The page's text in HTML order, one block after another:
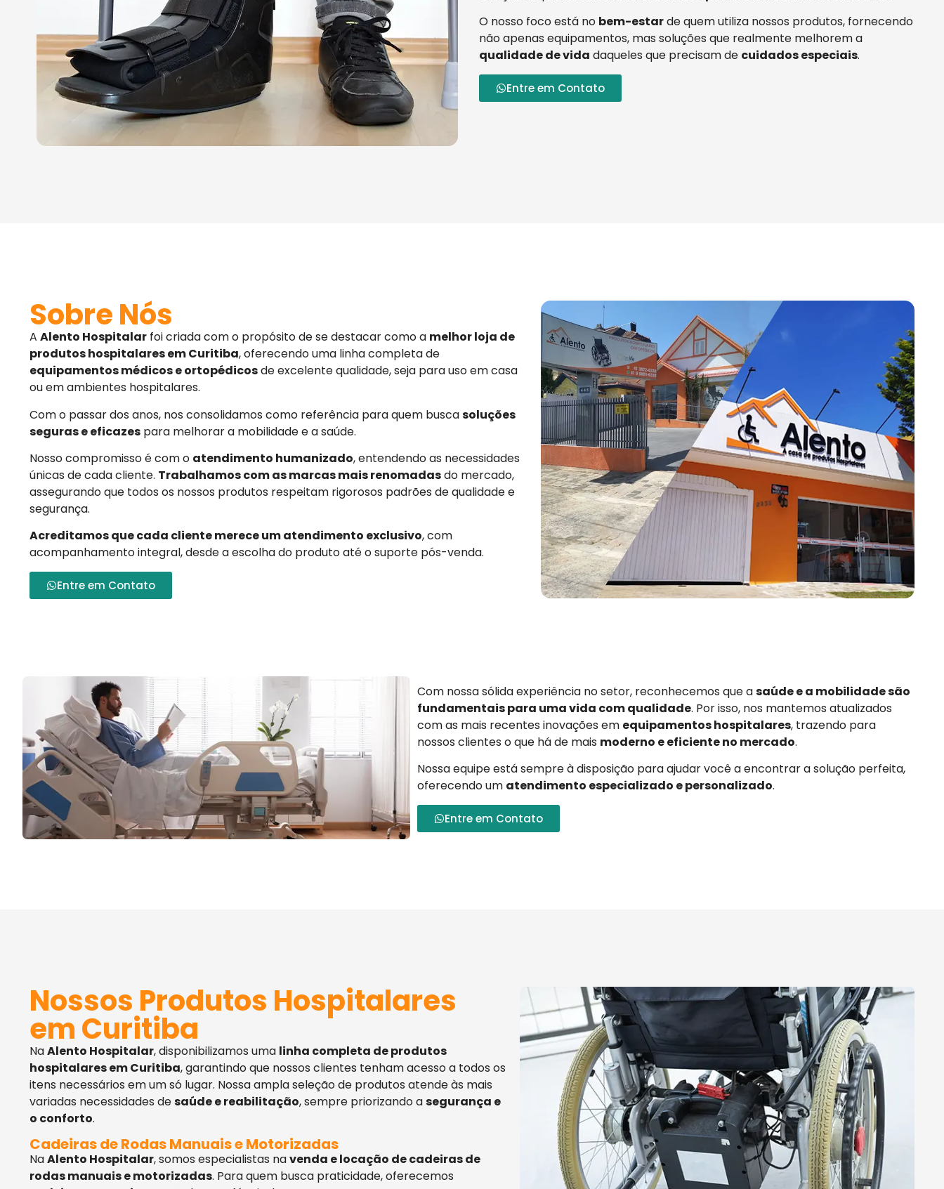
O nosso foco está no bem-estarde quem utiliza nossos produtos, fornecendo
não apenas equipamentos, mas soluções que realmente melhorem a
qualidade de vida daqueles que precisam de cuidados especiais.
Entre em Contato
Sobre Nós
A Alento Hospitalar foi criada com o propósito de se destacar como a melhor loja de
produtos hospitalares em Curitiba, oferecendo uma linha completa de
equipamentos médicos e ortopédicosde excelente qualidade, seja para uso em casa
ou em ambientes hospitalares.
Com o passar dos anos, nos consolidamos como referência para quem buscasoluções
seguras e eficazes para melhorar a mobilidade e a saúde.
Nosso compromisso é com o atendimento humanizado, entendendo as necessidades
únicas de cada cliente. Trabalhamos com as marcas mais renomadasdo mercado,
assegurando que todos os nossos produtos respeitam rigorosos padrões de qualidade e
segurança.
Acreditamos que cada cliente merece um atendimento exclusivo, com
acompanhamento integral, desde a escolha do produto até o suporte pós-venda.
Entre em Contato
Com nossa sólida experiência no setor, reconhecemos que asaúde e a mobilidade são
fundamentais para uma vida com qualidade. Por isso, nos mantemos atualizados
com as mais recentes inovações em equipamentos hospitalares, trazendo para
nossos clientes o que há de mais moderno e eficiente no mercado.
Nossa equipe está sempre à disposição para ajudar você a encontrar a solução perfeita,
oferecendo um atendimento especializado e personalizado.
Entre em Contato
Nossos Produtos Hospitalares
em Curitiba
NaAlento Hospitalar, disponibilizamos uma linha completa de produtos
hospitalares em Curitiba, garantindo que nossos clientes tenham acesso a todos os
itens necessários em um só lugar. Nossa ampla seleção de produtos atende às mais
variadas necessidades desaúde e reabilitação, sempre priorizando asegurança e
o conforto.
Cadeiras de Rodas Manuais e Motorizadas
NaAlento Hospitalar, somos especialistas navenda e locação de cadeiras de
rodas manuais e motorizadas. Para quem busca praticidade, oferecemos